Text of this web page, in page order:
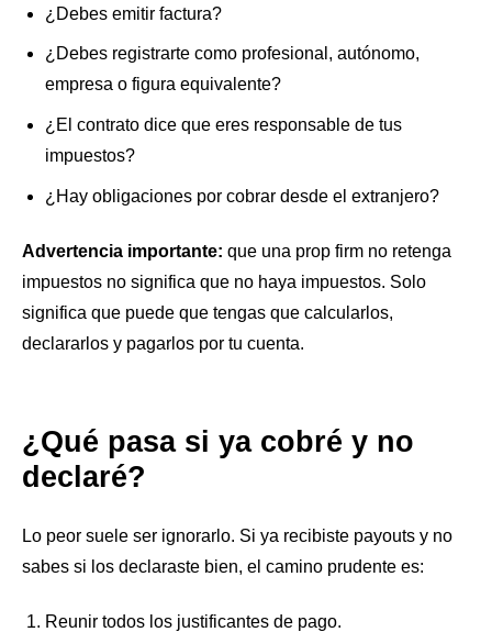
¿Debes emitir factura?
¿Debes registrarte como profesional, autónomo,
empresa o figura equivalente?
¿El contrato dice que eres responsable de tus
impuestos?
¿Hay obligaciones por cobrar desde el extranjero?
Advertencia importante: que una prop firm no retenga
impuestos no significa que no haya impuestos. Solo
significa que puede que tengas que calcularlos,
declararlos y pagarlos por tu cuenta.
¿Qué pasa si ya cobré y no
declaré?
Lo peor suele ser ignorarlo. Si ya recibiste payouts y no
sabes si los declaraste bien, el camino prudente es:
Reunir todos los justificantes de pago.